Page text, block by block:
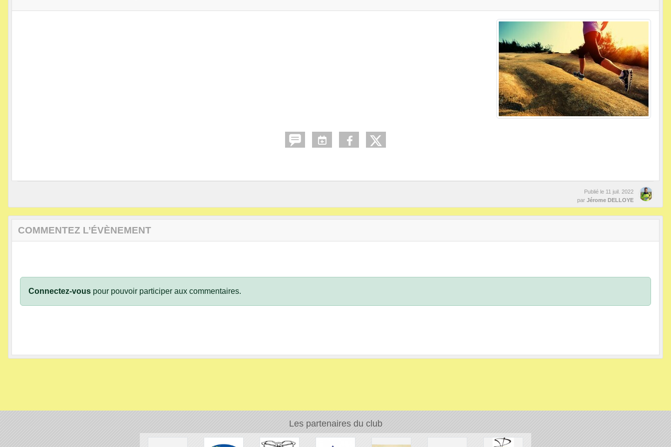
Publié le 11 juil. 2022
par Jérome DELLOYE
COMMENTEZ L’ÉVÈNEMENT
Connectez-vous pour pouvoir participer aux commentaires.
Les partenaires du club